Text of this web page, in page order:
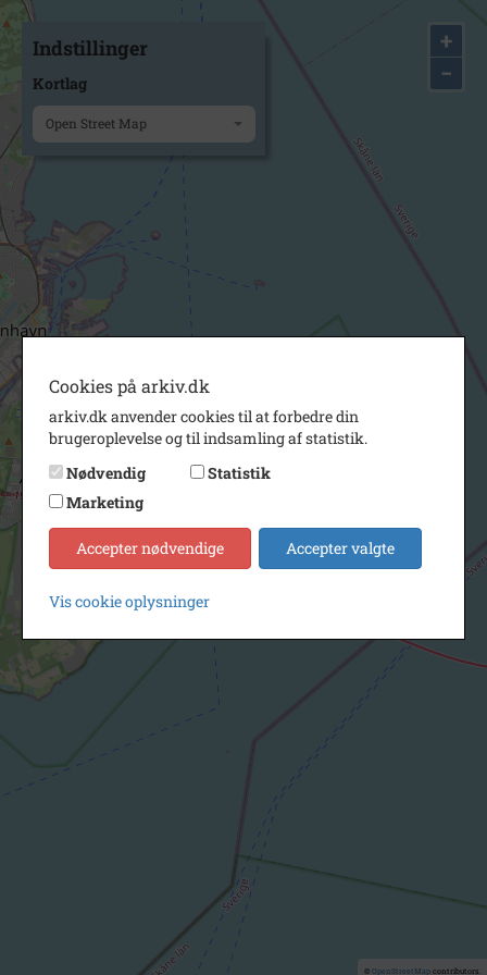
+
−
© OpenStreetMapcontributors.
Indstillinger
Kortlag
Open Street Map
Cookies på arkiv.dk
arkiv.dk anvender cookies til at forbedre din
brugeroplevelse og til indsamling af statistik.
Nødvendig
Statistik
Marketing
Accepter nødvendige Accepter valgte
Vis cookie oplysninger